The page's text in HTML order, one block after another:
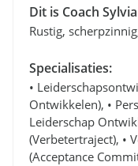
Dit is Coach
Rustig,
Specialisaties:
•
Ontwikkelen), •
Leiderschap
(verbetertraject), •
(Acceptance